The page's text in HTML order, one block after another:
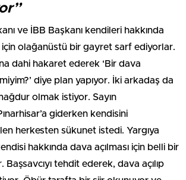
ve İBB Başkanı kendileri hakkında
için olağanüstü bir gayret sarf ediyorlar.
dahi hakaret ederek ‘Bir dava
diye plan yapıyor. İki arkadaş da
olmak istiyor. Sayın
giderken kendisini
herkesten sükunet istedi. Yargıya
hakkında dava açılması için belli bir
tehdit ederek, dava açılıp